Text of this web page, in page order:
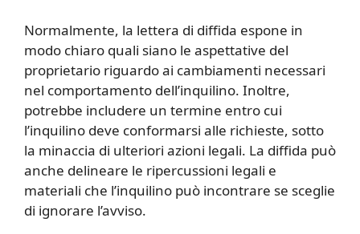
Normalmente, la lettera di diffida espone in
modo chiaro quali siano le aspettative del
proprietario riguardo ai cambiamenti necessari
nel comportamento dell’inquilino. Inoltre,
potrebbe includere un termine entro cui
l’inquilino deve conformarsi alle richieste, sotto
la minaccia di ulteriori azioni legali. La diffida può
anche delineare le ripercussioni legali e
materiali che l’inquilino può incontrare se sceglie
di ignorare l’avviso.